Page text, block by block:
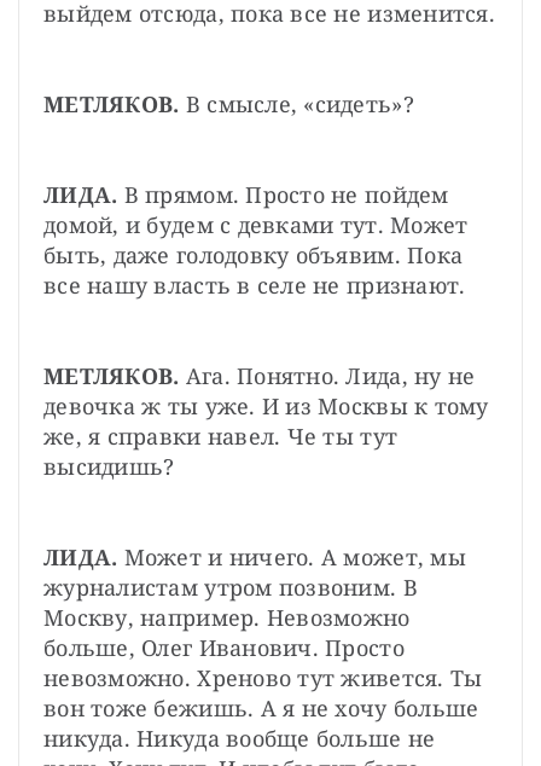
выйдем отсюда, пока все не изменится.
МЕТЛЯКОВ. В смысле, «сидеть»?
ЛИДА. В прямом. Просто не пойдем
домой, и будем с девками тут. Может
быть, даже голодовку объявим. Пока
все нашу власть в селе не признают.
МЕТЛЯКОВ. Ага. Понятно. Лида, ну не
девочка ж ты уже. И из Москвы к тому
же, я справки навел. Че ты тут
высидишь?
ЛИДА. Может и ничего. А может, мы
журналистам утром позвоним. В
Москву, например. Невозможно
больше, Олег Иванович. Просто
невозможно. Хреново тут живется. Ты
вон тоже бежишь. А я не хочу больше
никуда. Никуда вообще больше не